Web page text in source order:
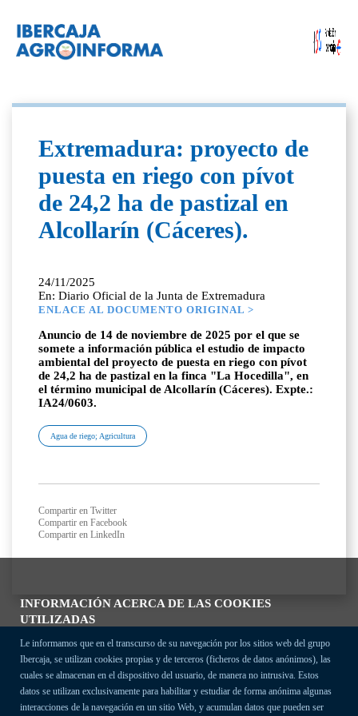
INFORMACIÓN ACERCA DE LAS COOKIES
UTILIZADAS
Le informamos que en el transcurso de su navegación por los sitios web del grupo
Ibercaja, se utilizan cookies propias y de terceros (ficheros de datos anónimos), las
cuales se almacenan en el dispositivo del usuario, de manera no intrusiva. Estos
datos se utilizan exclusivamente para habilitar y estudiar de forma anónima algunas
interacciones de la navegación en un sitio Web, y acumulan datos que pueden ser
Extremadura: proyecto de
puesta en riego con pívot
de 24,2 ha de pastizal en
Alcollarín (Cáceres).
24/11/2025
En: Diario Oficial de la Junta de Extremadura
ENLACE AL DOCUMENTO ORIGINAL >
Anuncio de 14 de noviembre de 2025 por el que se
somete a información pública el estudio de impacto
ambiental del proyecto de puesta en riego con pívot
de 24,2 ha de pastizal en la finca "La Hocedilla", en
el término municipal de Alcollarín (Cáceres). Expte.:
IA24/0603.
Agua de riego; Agricultura
Compartir en Twitter
Compartir en Facebook
Compartir en LinkedIn